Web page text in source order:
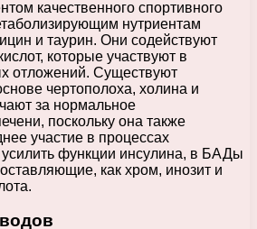
качественного спортивного
нутриентам
и таурин. Они содействуют
которые участвуют в
отложений. Существуют
чертополоха, холина и
за нормальное
поскольку она также
участие в процессах
функции инсулина, в БАДы
как хром, инозит и